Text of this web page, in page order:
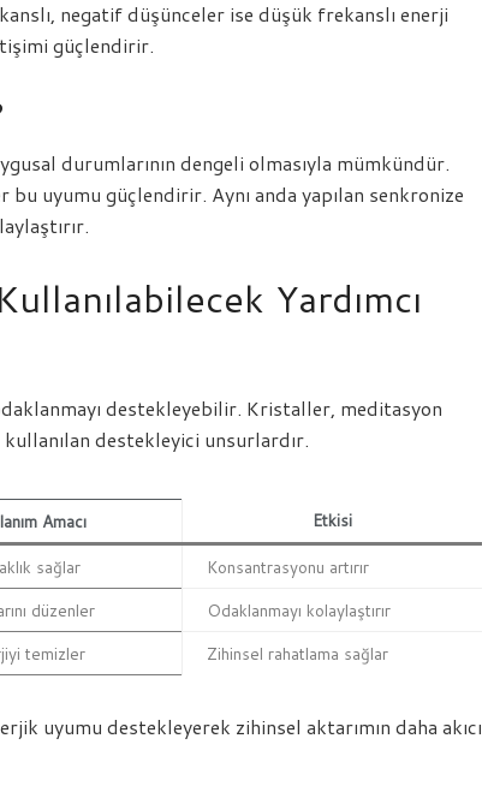
negatif düşünceler ise düşük frekanslı enerji
güçlendirir.
durumlarının dengeli olmasıyla mümkündür.
uyumu güçlendirir. Aynı anda yapılan senkronize
Yardımcı
destekleyebilir. Kristaller, meditasyon
destekleyici unsurlardır.
Amacı Etkisi
sağlar
Konsantrasyonu artırır
düzenler
Odaklanmayı kolaylaştırır
temizler Zihinsel rahatlama sağlar
uyumu destekleyerek zihinsel aktarımın daha akıcı